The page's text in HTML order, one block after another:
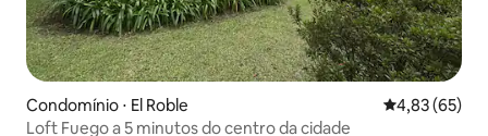
Condomínio ⋅ El Roble 4,83 de uma
4,83 (65)
Loft Fuego a 5 minutos do centro da cidade